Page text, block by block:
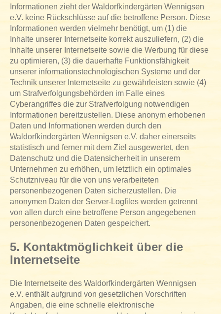
Informationen zieht der Waldorfkindergärten Wennigsen
e.V. keine Rückschlüsse auf die betroffene Person. Diese
Informationen werden vielmehr benötigt, um (1) die
Inhalte unserer Internetseite korrekt auszuliefern, (2) die
Inhalte unserer Internetseite sowie die Werbung für diese
zu optimieren, (3) die dauerhafte Funktionsfähigkeit
unserer informationstechnologischen Systeme und der
Technik unserer Internetseite zu gewährleisten sowie (4)
um Strafverfolgungsbehörden im Falle eines
Cyberangriffes die zur Strafverfolgung notwendigen
Informationen bereitzustellen. Diese anonym erhobenen
Daten und Informationen werden durch den
Waldorfkindergärten Wennigsen e.V. daher einerseits
statistisch und ferner mit dem Ziel ausgewertet, den
Datenschutz und die Datensicherheit in unserem
Unternehmen zu erhöhen, um letztlich ein optimales
Schutzniveau für die von uns verarbeiteten
personenbezogenen Daten sicherzustellen. Die
anonymen Daten der Server-Logfiles werden getrennt
von allen durch eine betroffene Person angegebenen
personenbezogenen Daten gespeichert.
5. Kontaktmöglichkeit über die
Internetseite
Die Internetseite des Waldorfkindergärten Wennigsen
e.V. enthält aufgrund von gesetzlichen Vorschriften
Angaben, die eine schnelle elektronische